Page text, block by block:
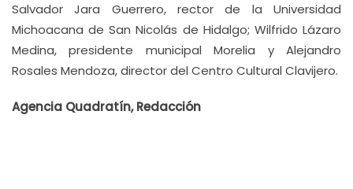
Salvador Jara Guerrero, rector de la Universidad
Michoacana de San Nicolás de Hidalgo; Wilfrido Lázaro
Medina, presidente municipal Morelia y Alejandro
Rosales Mendoza, director del Centro Cultural Clavijero.
Agencia Quadratín, Redacción